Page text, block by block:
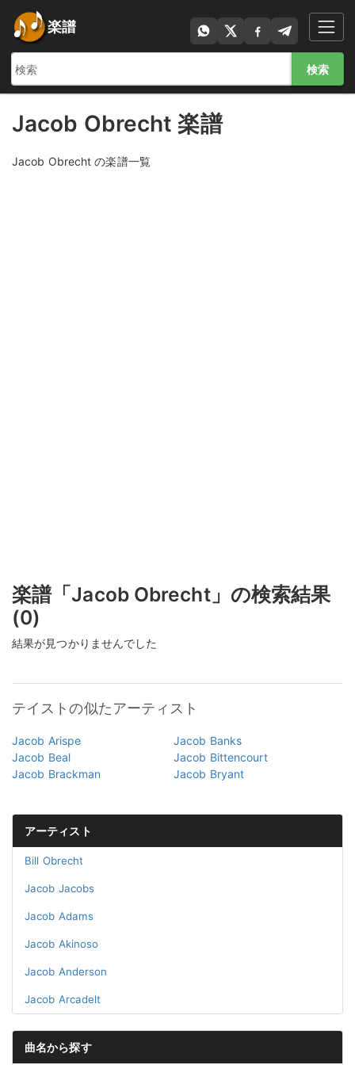
楽譜
検索
Jacob Obrecht 楽譜
Jacob Obrecht の楽譜一覧
楽譜「Jacob Obrecht」の検索結果
(0)
結果が見つかりませんでした
テイストの似たアーティスト
Jacob Arispe
Jacob Banks
Jacob Beal
Jacob Bittencourt
Jacob Brackman
Jacob Bryant
アーティスト
Bill Obrecht
Jacob Jacobs
Jacob Adams
Jacob Akinoso
Jacob Anderson
Jacob Arcadelt
曲名から探す